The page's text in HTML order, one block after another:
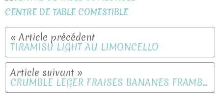
CENTRE DE TABLE COMESTIBLE
TIRAMISU LIGHT AU LIMONCELLO
CRUMBLE LEGER FRAISES BANANES FRAMBOISES